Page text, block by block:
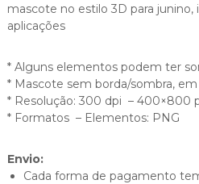
mascote no estilo 3D para junino,
aplicações
* Alguns elementos podem ter
* Mascote sem borda/sombra, em
* Resolução: 300 dpi – 400×800
* Formatos – Elementos: PNG
Envio:
Cada forma de pagamento